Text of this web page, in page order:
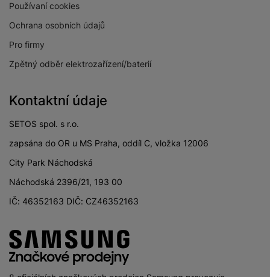
Používaní cookies
Ochrana osobních údajů
Pro firmy
Zpětný odběr elektrozařízení/baterií
Kontaktní údaje
SETOS spol. s r.o.
zapsána do OR u MS Praha, oddíl C, vložka 12006
City Park Náchodská
Náchodská 2396/21, 193 00
IČ: 46352163 DIČ: CZ46352163